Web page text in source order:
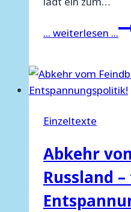
... weiterlesen ...
Einzeltexte
Abkehr
Russland